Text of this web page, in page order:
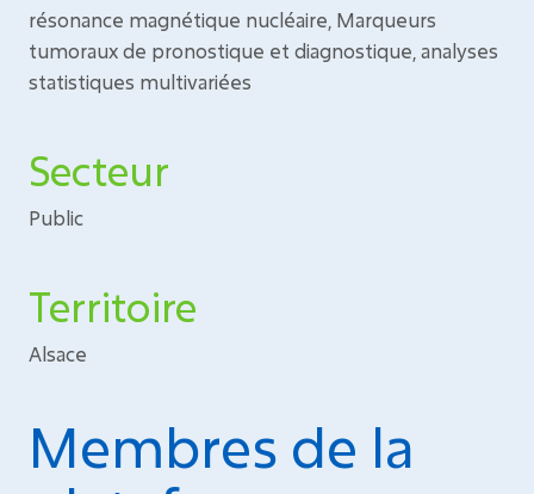
résonance magnétique nucléaire, Marqueurs
tumoraux de pronostique et diagnostique, analyses
statistiques multivariées
Secteur
Public
Territoire
Alsace
Membres de la